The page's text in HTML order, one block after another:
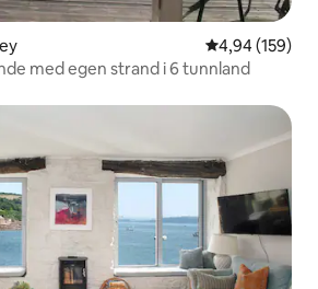
4,94 av 5 i
4,94 (159)
med egen strand i 6 tunnland